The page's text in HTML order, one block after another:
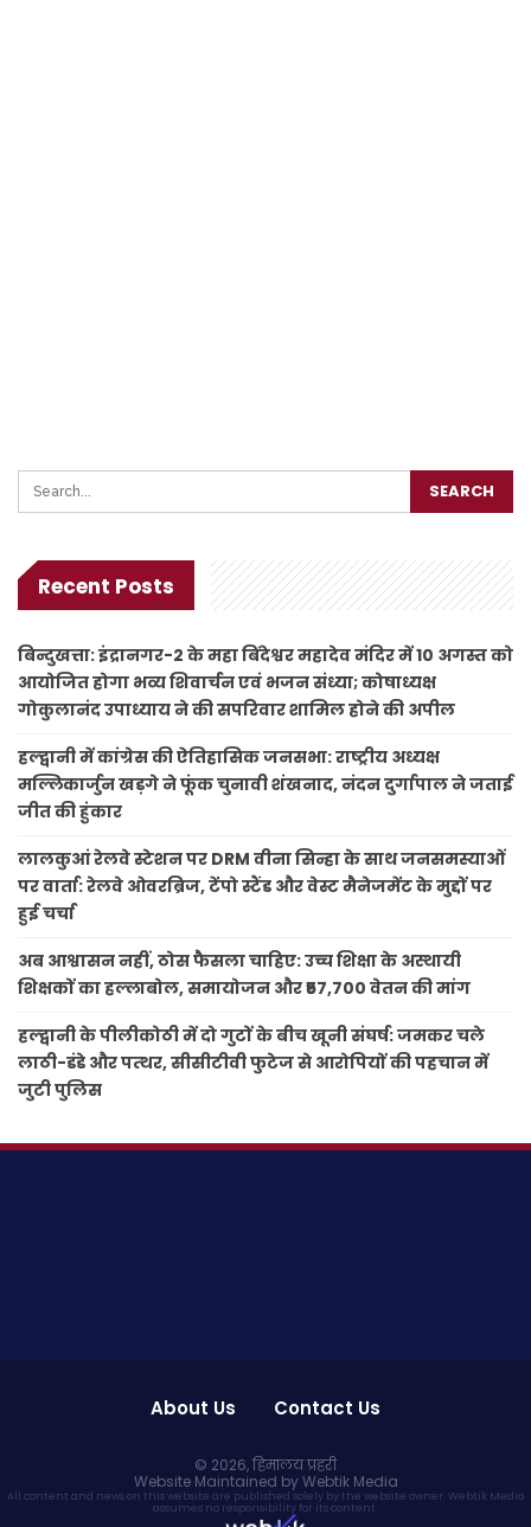
Recent Posts
बिन्दुखत्ता: इंद्रानगर-2 के महा बिंदेश्वर महादेव मंदिर में 10 अगस्त को
आयोजित होगा भव्य शिवार्चन एवं भजन संध्या; कोषाध्यक्ष
गोकुलानंद उपाध्याय ने की सपरिवार शामिल होने की अपील
हल्द्वानी में कांग्रेस की ऐतिहासिक जनसभा: राष्ट्रीय अध्यक्ष
मल्लिकार्जुन खड़गे ने फूंक चुनावी शंखनाद, नंदन दुर्गापाल ने जताई
जीत की हुंकार
लालकुआं रेलवे स्टेशन पर DRM वीना सिन्हा के साथ जनसमस्याओं
पर वार्ता: रेलवे ओवरब्रिज, टेंपो स्टैंड और वेस्ट मैनेजमेंट के मुद्दों पर
हुई चर्चा
अब आश्वासन नहीं, ठोस फैसला चाहिए: उच्च शिक्षा के अस्थायी
शिक्षकों का हल्लाबोल, समायोजन और ₹57,700 वेतन की मांग
हल्द्वानी के पीलीकोठी में दो गुटों के बीच खूनी संघर्ष: जमकर चले
लाठी-डंडे और पत्थर, सीसीटीवी फुटेज से आरोपियों की पहचान में
जुटी पुलिस
About Us Contact Us
© 2026,हिमालय प्रहरी
Website Maintained by Webtik Media
All content and news on this website are published solely by the website owner. Webtik Media
assumes no responsibility for its content.